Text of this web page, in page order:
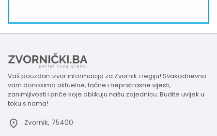
Vaš pouzdan izvor informacija za Zvornik i regiju! Svakodnevno
vam donosimo aktuelne, tačne i nepristrasne vijesti,
zanimljivosti i priče koje oblikuju našu zajednicu. Budite uvijek u
toku s nama!
Zvornik, 75400